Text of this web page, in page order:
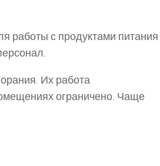
работы с продуктами питания
Их работа
ограничено. Чаще